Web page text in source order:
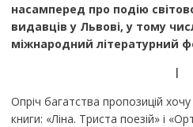
насамперед про подію
видавців у Львові, у тому
міжнародний літературний
І
Опріч багатства пропозицій хочу
книги: «Ліна. Триста поезій» і